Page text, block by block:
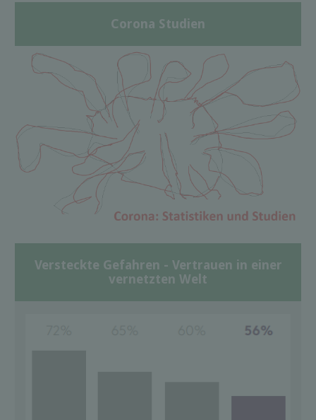
Corona Studien
Versteckte Gefahren - Vertrauen in einer
vernetzten Welt